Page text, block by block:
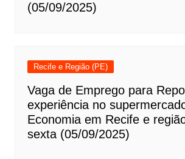
(05/09/2025)
Recife e Região (PE)
Vaga de Emprego para
experiência no
Economia em Recife e
sexta (05/09/2025)